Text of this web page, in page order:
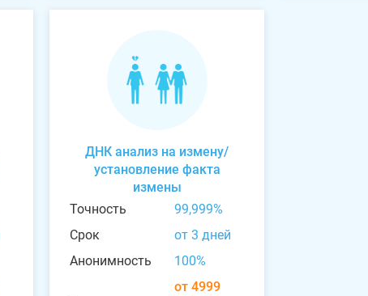
ДНК анализ на измену/
установление факта
измены
Точность
99,999%
Срок
от 3 дней
Анонимность
100%
от 4999